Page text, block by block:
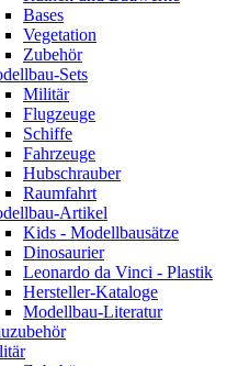
Bases
Vegetation
Zubehör
Sets
Militär
Flugzeuge
Schiffe
Fahrzeuge
Hubschrauber
Raumfahrt
Artikel
Kids - Modellbausätze
Dinosaurier
Leonardo da Vinci - Plastik
Hersteller-Kataloge
Modellbau-Literatur